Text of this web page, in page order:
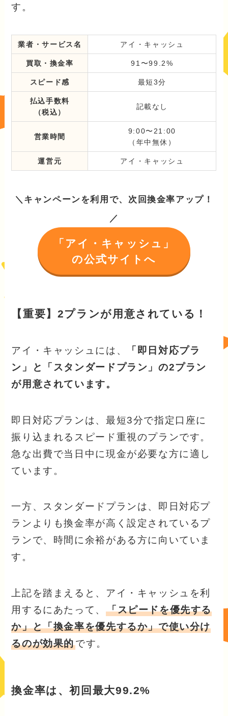
す。
業者・サービス名 アイ・キャッシュ
買取・換金率 91〜99.2%
スピード感 最短3分
払込手数料
（税込）
記載なし
営業時間
9:00〜21:00
（年中無休）
運営元 アイ・キャッシュ
＼キャンペーンを利用で、次回換金率アップ！
／
「アイ・キャッシュ」
の公式サイトへ
【重要】2プランが用意されている！
アイ・キャッシュには、
「即日対応プラ
ン」と「スタンダードプラン」の2プラン
が用意されています。
即日対応プランは、最短3分で指定口座に
振り込まれるスピード重視のプランです。
急な出費で当日中に現金が必要な方に適し
ています。
一方、スタンダードプランは、即日対応プ
ランよりも換金率が高く設定されているプ
ランで、時間に余裕がある方に向いていま
す。
上記を踏まえると、アイ・キャッシュを利
用するにあたって、 「スピードを優先する
か」と「換金率を優先するか」で使い分け
るのが効果的です。
換金率は、初回最大99.2%